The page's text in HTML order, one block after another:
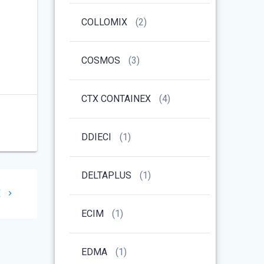
COLLOMIX (2)
COSMOS (3)
CTX CONTAINEX (4)
DDIECI (1)
DELTAPLUS (1)
ECIM (1)
EDMA (1)